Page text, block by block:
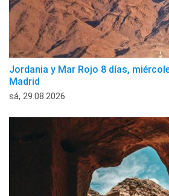
Jordania y Mar Rojo 8 días,
Madrid
sá, 29.08.2026